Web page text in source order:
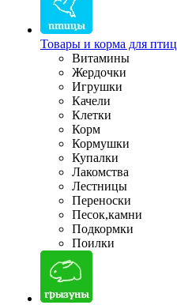
Товары и корма для птиц
Витамины
Жердочки
Игрушки
Качели
Клетки
Корм
Кормушки
Купалки
Лакомства
Лестницы
Переноски
Песок,камни
Подкормки
Поилки